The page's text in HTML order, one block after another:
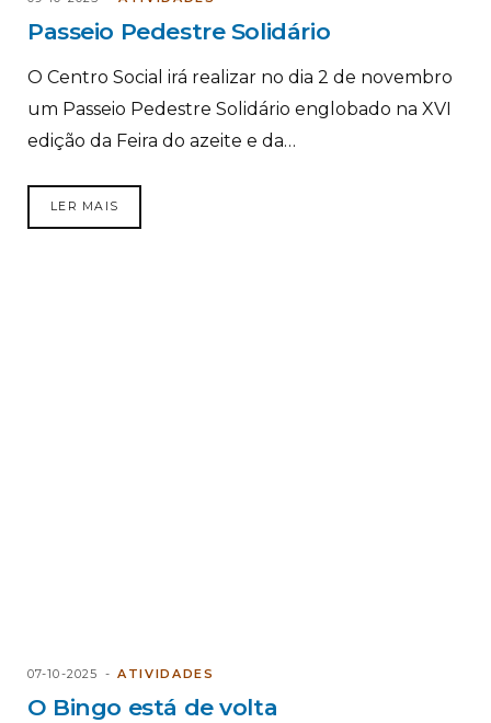
Passeio Pedestre Solidário
O Centro Social irá realizar no dia 2 de novembro
um Passeio Pedestre Solidário englobado na XVI
edição da Feira do azeite e da…
LER MAIS
07-10-2025 ATIVIDADES
O Bingo está de volta